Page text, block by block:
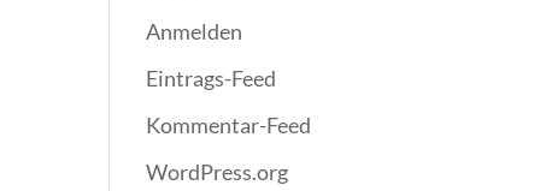
Anmelden
Eintrags-Feed
Kommentar-Feed
WordPress.org